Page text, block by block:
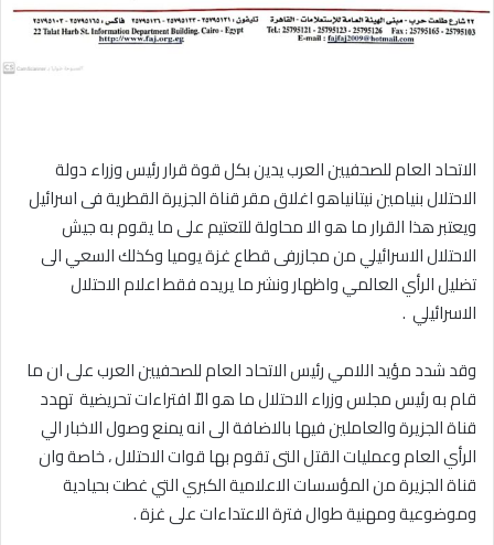
الاتحاد العام للصحفيين العرب يدين بكل قوة قرار رئيس وزراء دولة
الاحتلال بنيامين نيتانياهو اغلاق مقر قناة الجزيرة القطرية فى اسرائيل
ويعتبر هذا القرار ما هو الا محاولة للتعتيم على ما يقوم به جيش
الاحتلال الاسرائيلي من مجازرفى قطاع غزة يوميا وكذلك السعي الى
تضليل الرأي العالمي واظهار ونشر ما يريده فقط اعلام الاحتلال
الاسرائيلي .
وقد شدد مؤيد اللامي رئيس الاتحاد العام للصحفيين العرب على ان ما
قام به رئيس مجلس وزراء الاحتلال ما هو الاّ افتراءات تحريضية تهدد
قناة الجزيرة والعاملين فيها بالاضافة الى انه يمنع وصول الاخبار الي
الرأي العام وعمليات القتل التى تقوم بها قوات الاحتلال ، خاصة وان
قناة الجزيرة من المؤسسات الاعلامية الكبري التي غطت بحيادية
وموضوعية ومهنية طوال فترة الاعتداءات على غزة .